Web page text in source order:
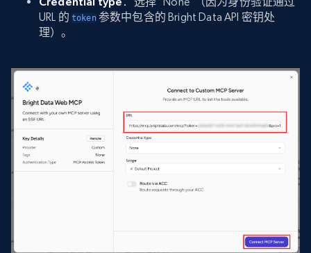
URL 的 token参数中包含的 Bright Data API 密钥处
理）。